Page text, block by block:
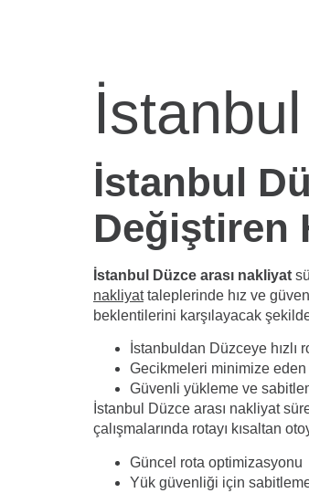
İstanbul
Değiştiren
İstanbul Düzce arası nakliyat
nakliyattaleplerinde hız ve
beklentilerini karşılayacak
İstanbuldan Düzceye hızlı
Gecikmeleri minimize
Güvenli yükleme ve
İstanbul Düzce arası nakliyat
çalışmalarında rotayı kısaltan
Güncel rota optimizasyonu
Yük güvenliği için